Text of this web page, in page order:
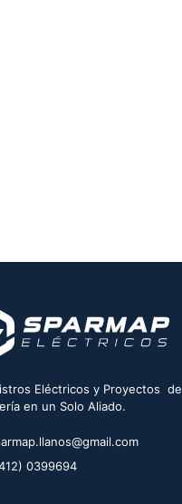
Eléctricos y Proyectos de
en un Solo Aliado.
0399694